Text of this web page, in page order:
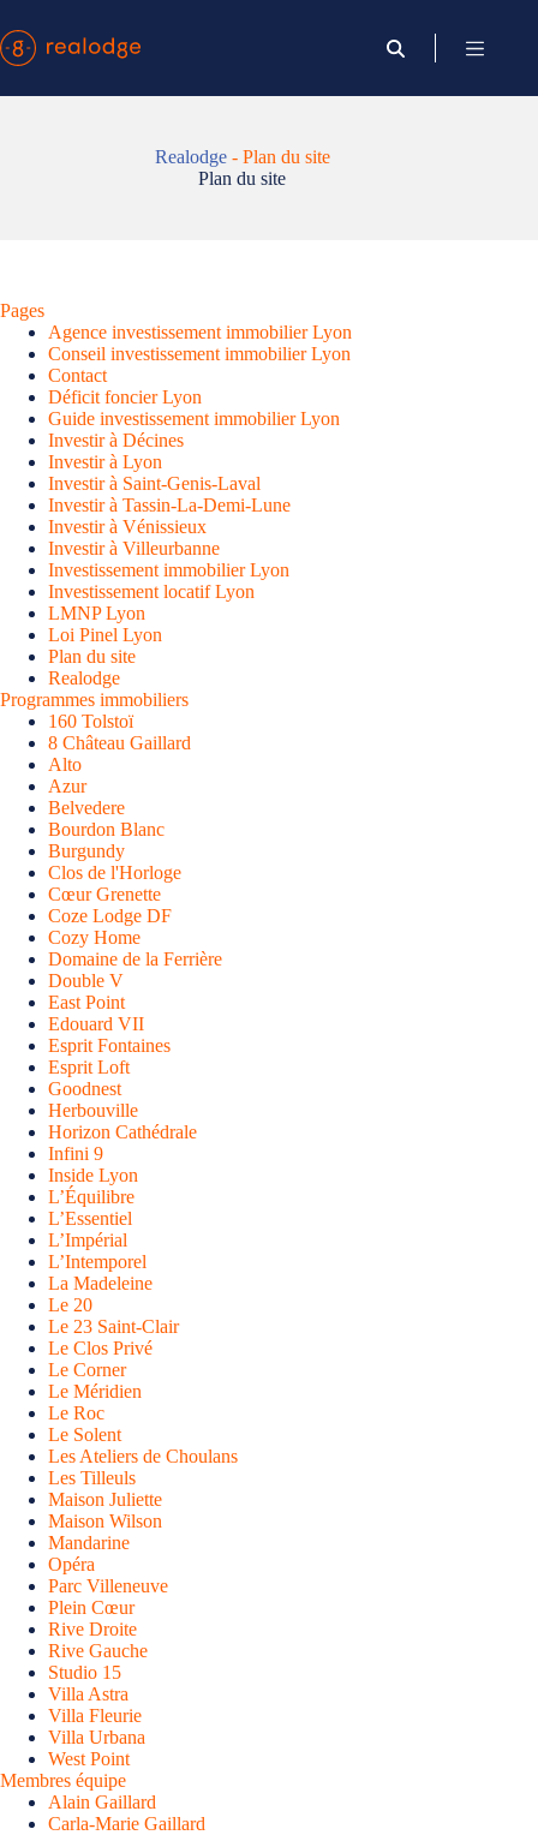
au
contenu
Realodge- Plan du site
Plan du site
Pages
Agence investissement immobilier Lyon
Conseil investissement immobilier Lyon
Contact
Déficit foncier Lyon
Guide investissement immobilier Lyon
Investir à Décines
Investir à Lyon
Investir à Saint-Genis-Laval
Investir à Tassin-La-Demi-Lune
Investir à Vénissieux
Investir à Villeurbanne
Investissement immobilier Lyon
Investissement locatif Lyon
LMNP Lyon
Loi Pinel Lyon
Plan du site
Realodge
Programmes immobiliers
160 Tolstoï
8 Château Gaillard
Alto
Azur
Belvedere
Bourdon Blanc
Burgundy
Clos de l'Horloge
Cœur Grenette
Coze Lodge DF
Cozy Home
Domaine de la Ferrière
Double V
East Point
Edouard VII
Esprit Fontaines
Esprit Loft
Goodnest
Herbouville
Horizon Cathédrale
Infini 9
Inside Lyon
L’Équilibre
L’Essentiel
L’Impérial
L’Intemporel
La Madeleine
Le 20
Le 23 Saint-Clair
Le Clos Privé
Le Corner
Le Méridien
Le Roc
Le Solent
Les Ateliers de Choulans
Les Tilleuls
Maison Juliette
Maison Wilson
Mandarine
Opéra
Parc Villeneuve
Plein Cœur
Rive Droite
Rive Gauche
Studio 15
Villa Astra
Villa Fleurie
Villa Urbana
West Point
Membres équipe
Alain Gaillard
Carla-Marie Gaillard